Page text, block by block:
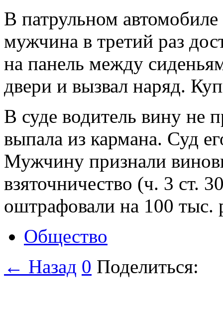
В патрульном
мужчина в третий раз
на панель между
двери и вызвал наряд.
В суде водитель вину не
выпала из кармана. Суд
Мужчину признали
взяточничество (ч. 3 ст.
оштрафовали на 100 тыс.
Общество
← Назад 0 Поделиться: